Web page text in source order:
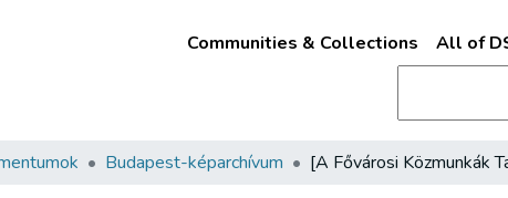
Communities & Collections All of
Budapest-képarchívum